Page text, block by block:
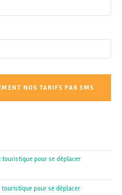
pour se déplacer
pour se déplacer